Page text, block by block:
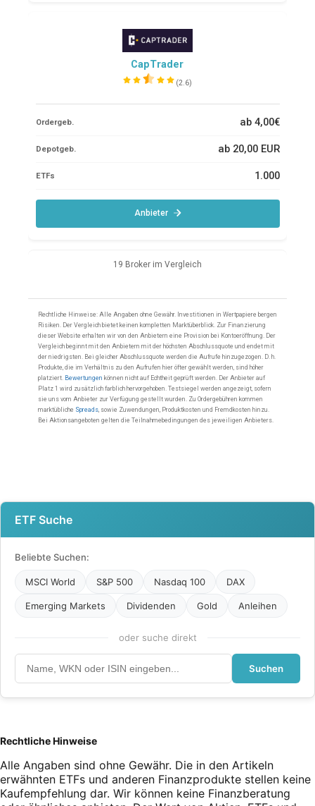
ETF Suche
Beliebte Suchen:
MSCI World S&P 500 Nasdaq 100 DAX
Emerging Markets Dividenden Gold Anleihen
oder suche direkt
Suchen
Rechtliche Hinweise
Alle Angaben sind ohne Gewähr. Die in den Artikeln
erwähnten ETFs und anderen Finanzprodukte stellen keine
Kaufempfehlung dar. Wir können keine Finanzberatung